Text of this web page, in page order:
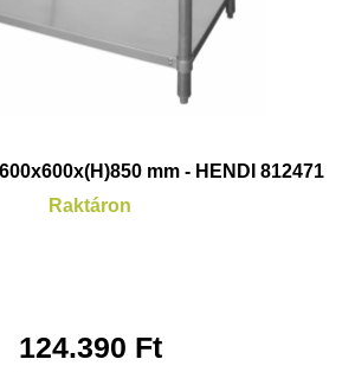
mm - HENDI 812471
Raktáron
124.390 Ft